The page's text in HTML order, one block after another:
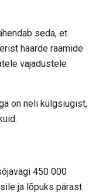
seda, et
haarde raamide
vajadustele
on neli külgsiugist,
450 000
ja lõpuks pärast